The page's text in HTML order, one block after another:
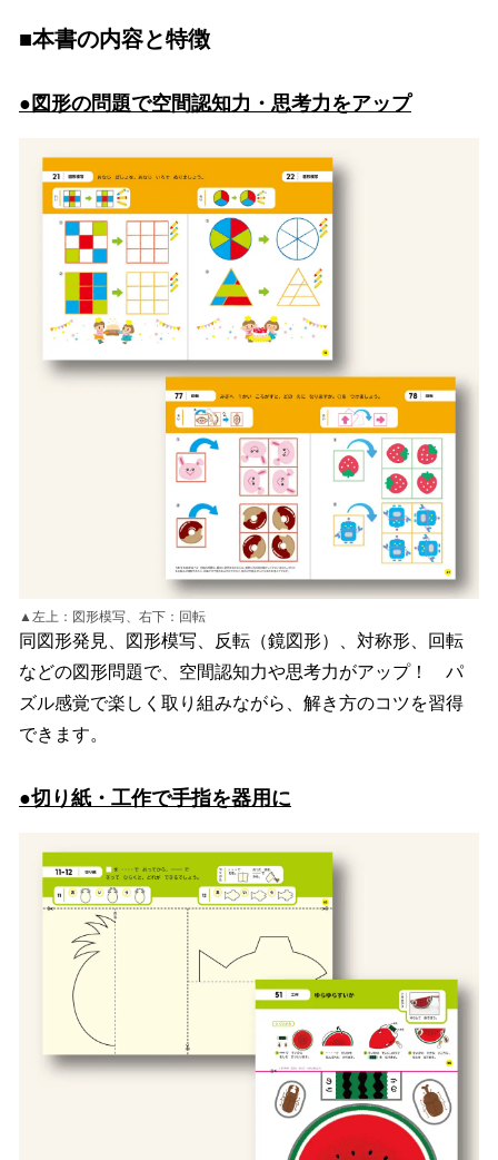
■本書の内容と特徴
●図形の問題で空間認知力・思考力をアップ
▲左上：図形模写、右下：回転
同図形発見、図形模写、反転（鏡図形）、対称形、回転
などの図形問題で、空間認知力や思考力がアップ！ パ
ズル感覚で楽しく取り組みながら、解き方のコツを習得
できます。
●切り紙・工作で手指を器用に